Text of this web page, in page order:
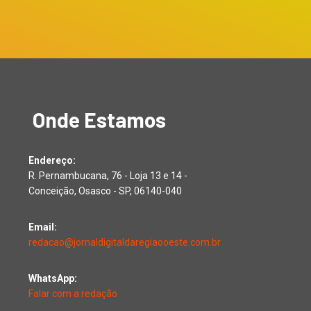
Onde Estamos
Endereço:
R. Pernambucana, 76 - Loja 13 e 14 -
Conceição, Osasco - SP, 06140-040
Email:
redacao@jornaldigitaldaregiaooeste.com.br
WhatsApp:
Falar com a redação